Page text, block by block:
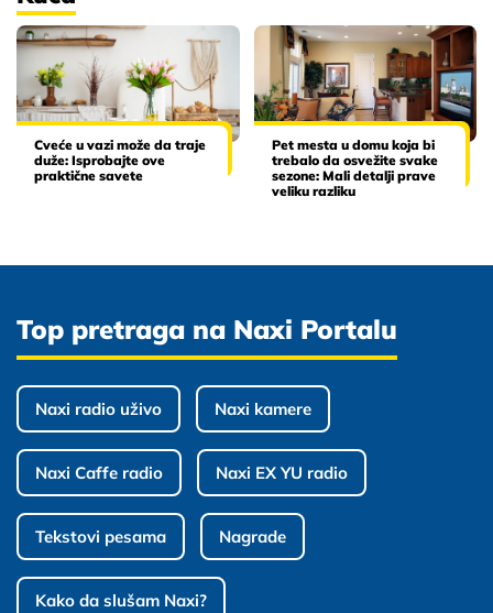
Cveće u vazi može da traje
duže: Isprobajte ove
praktične savete
Pet mesta u domu koja bi
trebalo da osvežite svake
sezone: Mali detalji prave
veliku razliku
Top pretraga na Naxi Portalu
Naxi radio uživo Naxi kamere
Naxi Caffe radio Naxi EX YU radio
Tekstovi pesama Nagrade
Kako da slušam Naxi?